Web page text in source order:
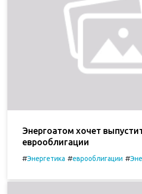
Энергоатом хочет
еврооблигации
#Энергетика #еврооблигации #